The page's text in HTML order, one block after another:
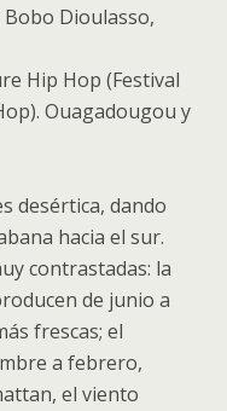
Bobo Dioulasso,
Hip Hop (Festival
Ouagadougou y
desértica, dando
hacia el sur.
contrastadas: la
de junio a
frescas; el
a febrero,
el viento